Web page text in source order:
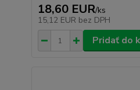
18,60 EUR/ks
15,12 EUR bez DPH
Pridať do